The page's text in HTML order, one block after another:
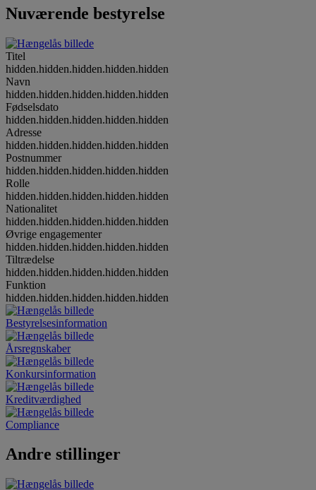
Nuværende bestyrelse
Titel
hidden.hidden.hidden.hidden.hidden
Navn
hidden.hidden.hidden.hidden.hidden
Fødselsdato
hidden.hidden.hidden.hidden.hidden
Adresse
hidden.hidden.hidden.hidden.hidden
Postnummer
hidden.hidden.hidden.hidden.hidden
Rolle
hidden.hidden.hidden.hidden.hidden
Nationalitet
hidden.hidden.hidden.hidden.hidden
Øvrige engagementer
hidden.hidden.hidden.hidden.hidden
Tiltrædelse
hidden.hidden.hidden.hidden.hidden
Funktion
hidden.hidden.hidden.hidden.hidden
Bestyrelsesinformation
Årsregnskaber
Konkursinformation
Kreditværdighed
Compliance
Andre stillinger